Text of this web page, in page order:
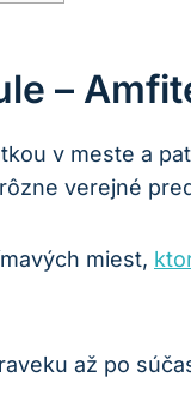
–
v meste a
verejné
miest,
až po